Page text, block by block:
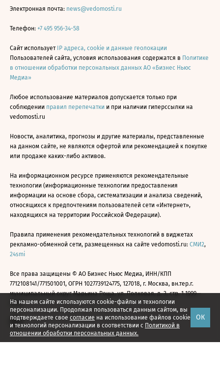
На нашем сайте используются cookie-файлы и технологии
персонализации. Продолжая пользоваться данным сайтом, вы
подтверждаете свое согласие на использование файлов cookie
и технологий персонализации в соответствии с Политикой в
отношении обработки персональных данных.
ОК
Электронная почта: news@vedomosti.ru
Телефон: +7 495 956-34-58
Сайт использует IP адреса, cookie и данные геолокации
Пользователей сайта, условия использования содержатся в Политике
в отношении обработки персональных данных АО «Бизнес Ньюс
Медиа»
Любое использование материалов допускается только при
соблюдении правил перепечатки и при наличии гиперссылки на
vedomosti.ru
Новости, аналитика, прогнозы и другие материалы, представленные
на данном сайте, не являются офертой или рекомендацией к покупке
или продаже каких-либо активов.
На информационном ресурсе применяются рекомендательные
технологии (информационные технологии предоставления
информации на основе сбора, систематизации и анализа сведений,
относящихся к предпочтениям пользователей сети «Интернет»,
находящихся на территории Российской Федерации).
Правила применения рекомендательных технологий в виджетах
рекламно-обменной сети, размещенных на сайте vedomosti.ru: СМИ2,
24smi
Все права защищены © АО Бизнес Ньюс Медиа, ИНН/КПП
7712108141/771501001, ОГРН 1027739124775, 127018, г. Москва, вн.тер.г.
муниципальный округ Марьина Роща, ул. Полковая, д. 3, стр. 1 1999—
2026